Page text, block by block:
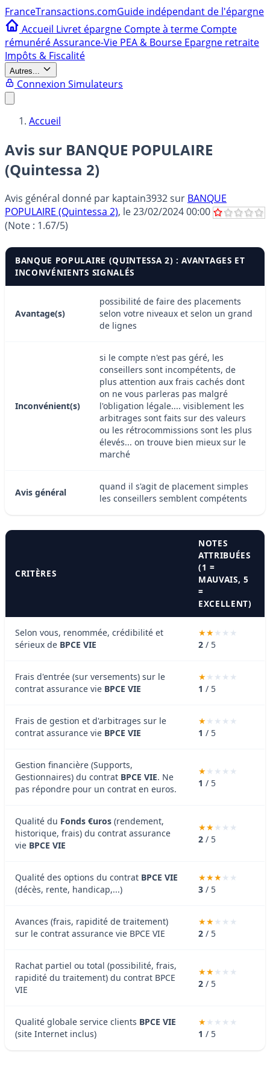
FranceTransactions.comGuide indépendant de l'épargne
Accueil Livret épargne Compte à terme Compte
rémunéréAssurance-Vie PEA & Bourse Epargne retraite
Impôts & Fiscalité
Autres...
Connexion Simulateurs
Accueil
Avis sur BANQUE POPULAIRE
(Quintessa 2)
Avis général donné par kaptain3932sur BANQUE
POPULAIRE (Quintessa 2), le23/02/2024 00:00
(Note : 1.67/5)
BANQUE POPULAIRE (QUINTESSA 2) : AVANTAGES ET
INCONVÉNIENTS SIGNALÉS
Avantage(s)
possibilité de faire des placements
selon votre niveaux et selon un grand
de lignes
Inconvénient(s)
si le compte n'est pas géré, les
conseillers sont incompétents, de
plus attention aux frais cachés dont
on ne vous parleras pas malgré
l'obligation légale.... visiblement les
arbitrages sont faits sur des valeurs
ou les rétrocommissions sont les plus
élevés... on trouve bien mieux sur le
marché
Avis général
quand il s'agit de placement simples
les conseillers semblent compétents
CRITÈRES
NOTES
ATTRIBUÉES
(1 =
MAUVAIS, 5
=
EXCELLENT)
Selon vous, renommée, crédibilité et
sérieux de BPCE VIE 2 / 5
Frais d'entrée (sur versements) sur le
contrat assurance vie BPCE VIE 1 / 5
Frais de gestion et d'arbitrages sur le
contrat assurance vie BPCE VIE 1 / 5
Gestion financière (Supports,
Gestionnaires) du contrat BPCE VIE. Ne
pas répondre pour un contrat en euros.
1 / 5
Qualité du Fonds €uros (rendement,
historique, frais) du contrat assurance
vie BPCE VIE
2 / 5
Qualité des options du contrat BPCE VIE
(décès, rente, handicap,...)
3 / 5
Avances (frais, rapidité de traitement)
sur le contrat assurance vie BPCE VIE
2 / 5
Rachat partiel ou total (possibilité, frais,
rapidité du traitement) du contrat BPCE
VIE
2 / 5
Qualité globale service clients BPCE VIE
(site Internet inclus)
1 / 5